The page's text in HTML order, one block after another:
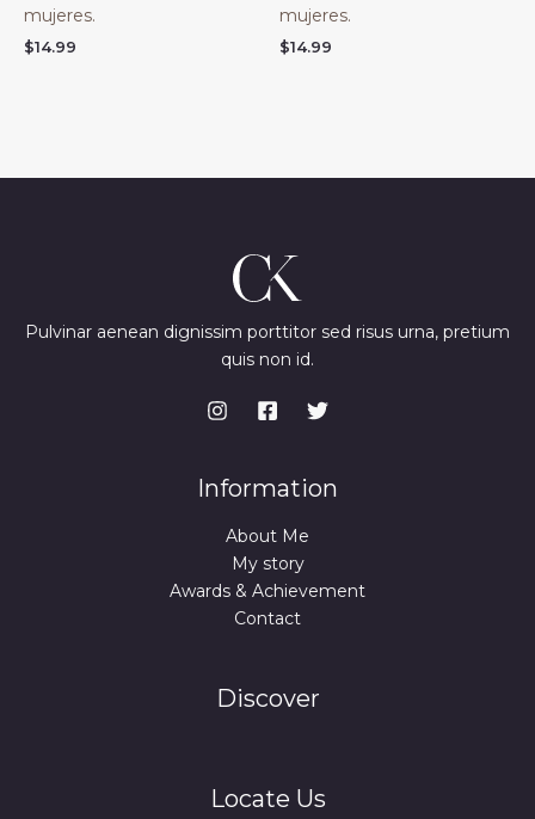
mujeres.
$14.99
mujeres.
$14.99
Pulvinar aenean dignissim porttitor sed risus urna, pretium
quis non id.
Information
About Me
My story
Awards & Achievement
Contact
Discover
Locate Us